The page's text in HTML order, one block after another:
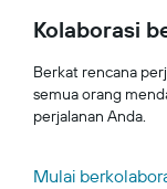
Kolaborasi
Berkat rencana
semua orang
perjalanan Anda.
Mulai